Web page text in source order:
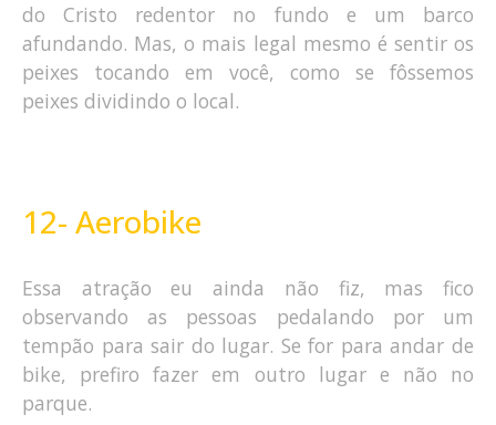
do Cristo redentor no fundo e um barco
afundando. Mas, o mais legal mesmo é sentir os
peixes tocando em você, como se fôssemos
peixes dividindo o local.
12- Aerobike
Essa atração eu ainda não fiz, mas fico
observando as pessoas pedalando por um
tempão para sair do lugar. Se for para andar de
bike, prefiro fazer em outro lugar e não no
parque.